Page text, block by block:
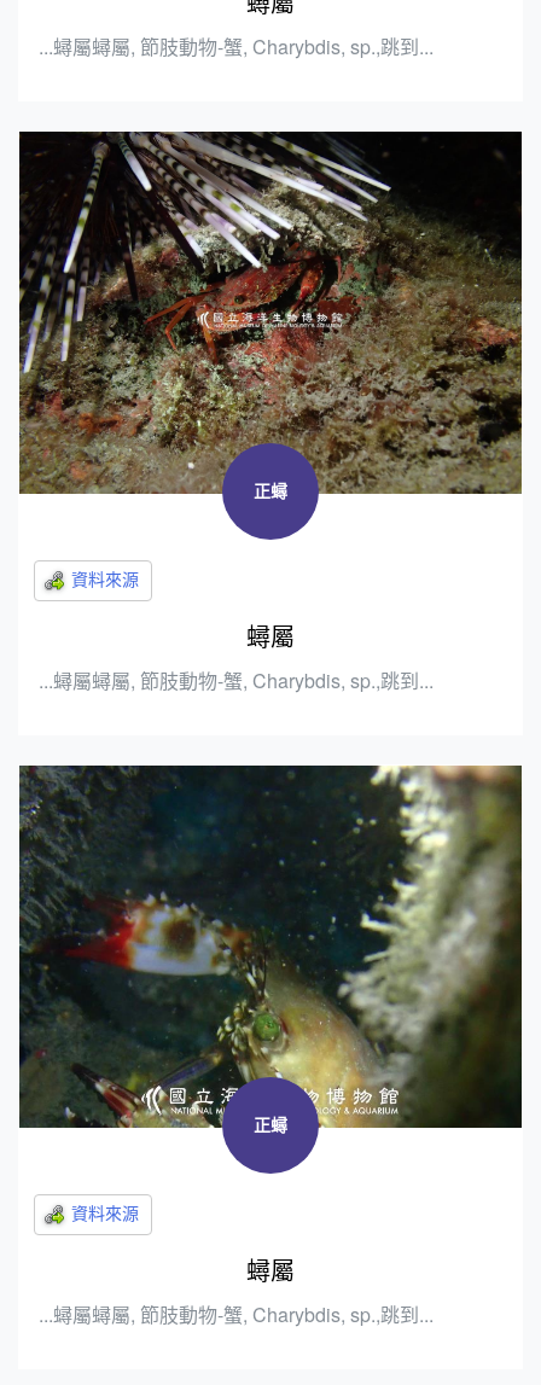
...蟳屬蟳屬, 節肢動物-蟹, Charybdis, sp.,跳到...
正蟳
蟳屬
...蟳屬蟳屬, 節肢動物-蟹, Charybdis, sp.,跳到...
正蟳
蟳屬
...蟳屬蟳屬, 節肢動物-蟹, Charybdis, sp.,跳到...